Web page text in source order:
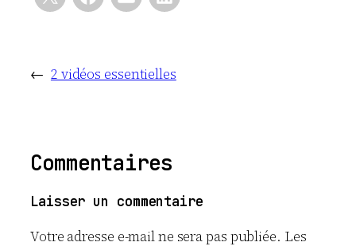
← 2 vidéos essentielles
Commentaires
Laisser un commentaire
Votre adresse e-mail ne sera pas publiée. Les